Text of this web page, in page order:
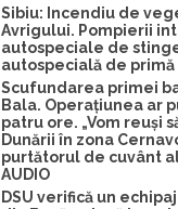
Sibiu: Incendiu de
Avrigului. Pompierii
autospeciale de
autospecială de
Scufundarea primei
Bala. Operațiunea ar
patru ore. „Vom reuși
Dunării în zona
purtătorul de cuvânt al
AUDIO
DSU verifică un